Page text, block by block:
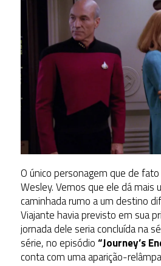
O único personagem que de
Wesley. Vemos que ele dá mais
caminhada rumo a um destino
Viajante havia previsto em sua
jornada dele seria concluída na
série, no episódio“Journey’s
conta com uma aparição-